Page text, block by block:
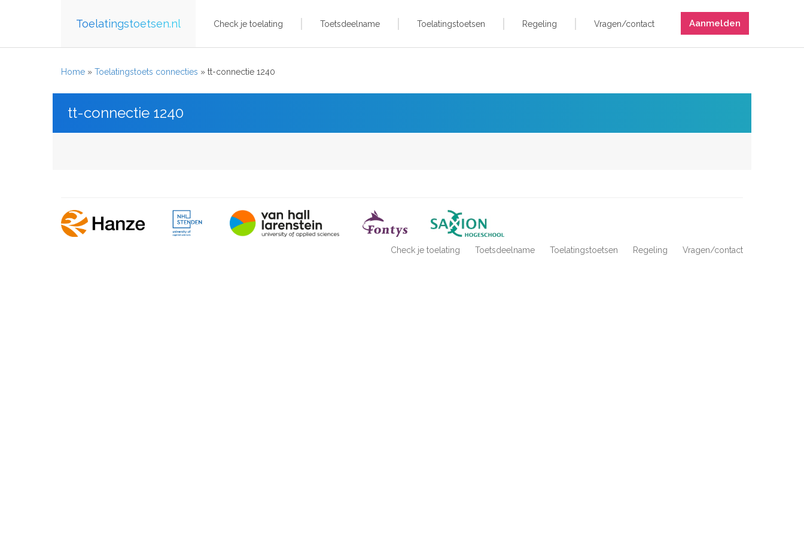
Toelatingstoetsen.nl Check je toelating Toetsdeelname Toelatingstoetsen Regeling Vragen/contact Aanmelden
Home » Toelatingstoets connecties » tt-connectie 1240
tt-connectie 1240
Check je toelating Toetsdeelname Toelatingstoetsen Regeling Vragen/contact